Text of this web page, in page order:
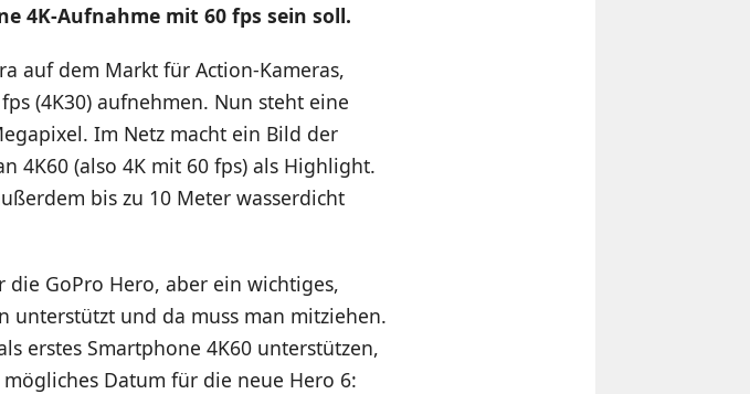
4K-Aufnahme mit 60 fps sein soll.
auf dem Markt für Action-Kameras,
(4K30) aufnehmen. Nun steht eine
Im Netz macht ein Bild der
4K60 (also 4K mit 60 fps) als Highlight.
bis zu 10 Meter wasserdicht
GoPro Hero, aber ein wichtiges,
unterstützt und da muss man mitziehen.
erstes Smartphone 4K60 unterstützen,
Datum für die neue Hero 6: